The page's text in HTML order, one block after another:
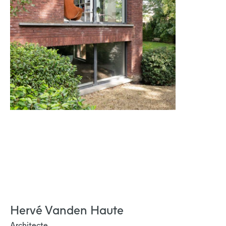
Hervé Vanden Haute